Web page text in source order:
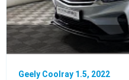
Geely Coolray 1.5, 2022